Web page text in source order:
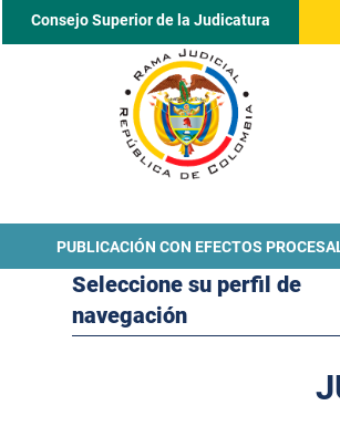
Consejo Superior de la Judicatura
PUBLICACIÓN CON EFECTOS
Seleccione su perfil de
navegación